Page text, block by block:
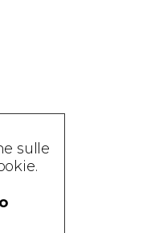
sulle